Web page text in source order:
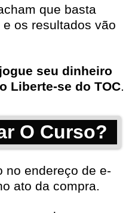
que basta
os resultados vão
seu dinheiro
Liberte-se do TOC.
O Curso?
no endereço de e-
ato da compra.